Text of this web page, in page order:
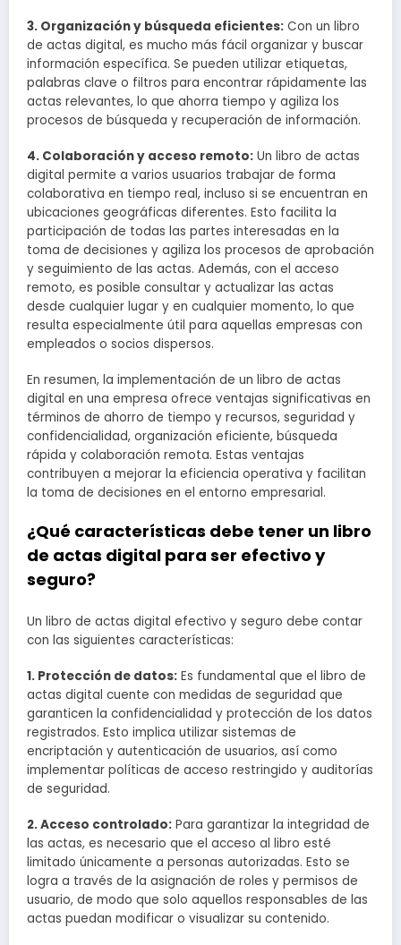
3. Organización y búsqueda eficientes: Con un libro
de actas digital, es mucho más fácil organizar y buscar
información específica. Se pueden utilizar etiquetas,
palabras clave o filtros para encontrar rápidamente las
actas relevantes, lo que ahorra tiempo y agiliza los
procesos de búsqueda y recuperación de información.
4. Colaboración y acceso remoto: Un libro de actas
digital permite a varios usuarios trabajar de forma
colaborativa en tiempo real, incluso si se encuentran en
ubicaciones geográficas diferentes. Esto facilita la
participación de todas las partes interesadas en la
toma de decisiones y agiliza los procesos de aprobación
y seguimiento de las actas. Además, con el acceso
remoto, es posible consultar y actualizar las actas
desde cualquier lugar y en cualquier momento, lo que
resulta especialmente útil para aquellas empresas con
empleados o socios dispersos.
En resumen, la implementación de un libro de actas
digital en una empresa ofrece ventajas significativas en
términos de ahorro de tiempo y recursos, seguridad y
confidencialidad, organización eficiente, búsqueda
rápida y colaboración remota. Estas ventajas
contribuyen a mejorar la eficiencia operativa y facilitan
la toma de decisiones en el entorno empresarial.
¿Qué características debe tener un libro
de actas digital para ser efectivo y
seguro?
Un libro de actas digital efectivo y seguro debe contar
con las siguientes características:
1. Protección de datos: Es fundamental que el libro de
actas digital cuente con medidas de seguridad que
garanticen la confidencialidad y protección de los datos
registrados. Esto implica utilizar sistemas de
encriptación y autenticación de usuarios, así como
implementar políticas de acceso restringido y auditorías
de seguridad.
2. Acceso controlado: Para garantizar la integridad de
las actas, es necesario que el acceso al libro esté
limitado únicamente a personas autorizadas. Esto se
logra a través de la asignación de roles y permisos de
usuario, de modo que solo aquellos responsables de las
actas puedan modificar o visualizar su contenido.